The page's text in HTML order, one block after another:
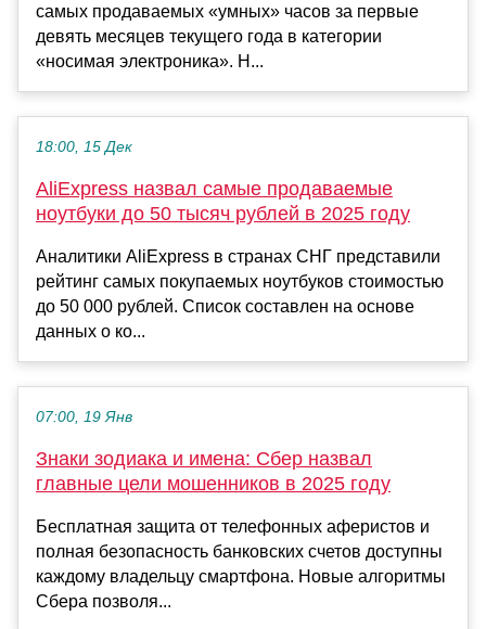
самых продаваемых «умных» часов за первые
девять месяцев текущего года в категории
«носимая электроника». Н...
18:00, 15 Дек
AliExpress назвал самые продаваемые
ноутбуки до 50 тысяч рублей в 2025 году
Аналитики AliExpress в странах СНГ представили
рейтинг самых покупаемых ноутбуков стоимостью
до 50 000 рублей. Список составлен на основе
данных о ко...
07:00, 19 Янв
Знаки зодиака и имена: Сбер назвал
главные цели мошенников в 2025 году
Бесплатная защита от телефонных аферистов и
полная безопасность банковских счетов доступны
каждому владельцу смартфона. Новые алгоритмы
Сбера позволя...